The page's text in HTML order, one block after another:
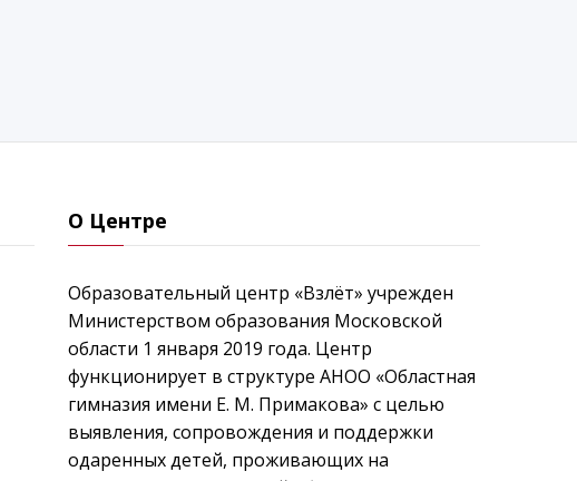
О Центре
Образовательный центр «Взлёт» учрежден
Министерством образования Московской
области 1 января 2019 года. Центр
функционирует в структуре АНОО «Областная
гимназия имени Е. М. Примакова» с целью
выявления, сопровождения и поддержки
одаренных детей, проживающих на